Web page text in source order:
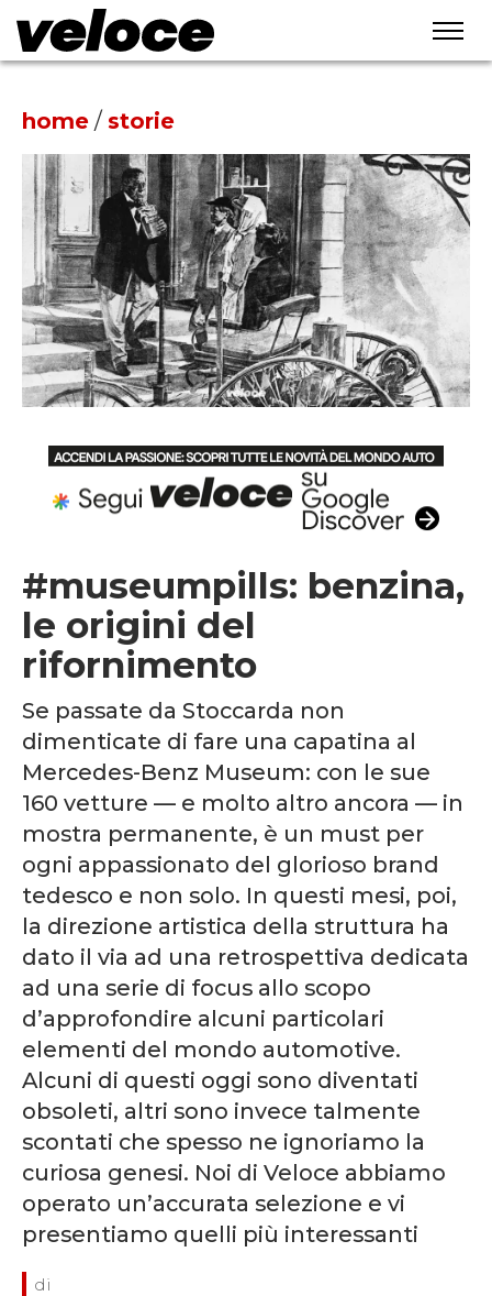
home / storie
#museumpills: benzina,
le origini del
rifornimento
Se passate da Stoccarda non
dimenticate di fare una capatina al
Mercedes-Benz Museum: con le sue
160 vetture — e molto altro ancora — in
mostra permanente, è un must per
ogni appassionato del glorioso brand
tedesco e non solo. In questi mesi, poi,
la direzione artistica della struttura ha
dato il via ad una retrospettiva dedicata
ad una serie di focus allo scopo
d’approfondire alcuni particolari
elementi del mondo automotive.
Alcuni di questi oggi sono diventati
obsoleti, altri sono invece talmente
scontati che spesso ne ignoriamo la
curiosa genesi. Noi di Veloce abbiamo
operato un’accurata selezione e vi
presentiamo quelli più interessanti